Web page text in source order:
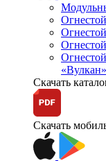
Скачать
Скачать